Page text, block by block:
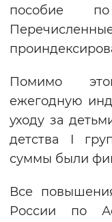
пособие
Помимо
ежегодную
уходу за
детства I
суммы были
Все
России по